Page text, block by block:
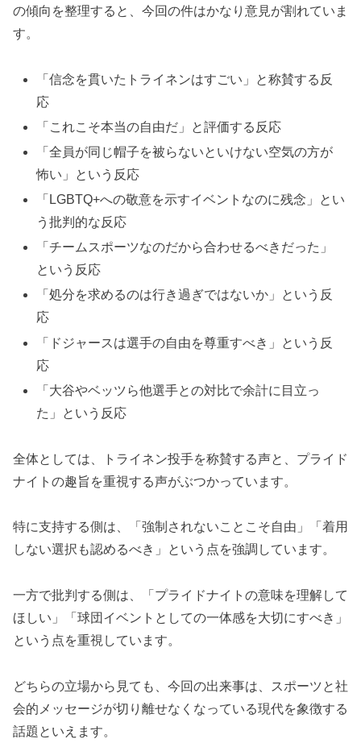
の傾向を整理すると、今回の件はかなり意見が割れていま
す。
「信念を貫いたトライネンはすごい」と称賛する反
応
「これこそ本当の自由だ」と評価する反応
「全員が同じ帽子を被らないといけない空気の方が
怖い」という反応
「LGBTQ+への敬意を示すイベントなのに残念」とい
う批判的な反応
「チームスポーツなのだから合わせるべきだった」
という反応
「処分を求めるのは行き過ぎではないか」という反
応
「ドジャースは選手の自由を尊重すべき」という反
応
「大谷やベッツら他選手との対比で余計に目立っ
た」という反応
全体としては、トライネン投手を称賛する声と、プライド
ナイトの趣旨を重視する声がぶつかっています。
特に支持する側は、「強制されないことこそ自由」「着用
しない選択も認めるべき」という点を強調しています。
一方で批判する側は、「プライドナイトの意味を理解して
ほしい」「球団イベントとしての一体感を大切にすべき」
という点を重視しています。
どちらの立場から見ても、今回の出来事は、スポーツと社
会的メッセージが切り離せなくなっている現代を象徴する
話題といえます。